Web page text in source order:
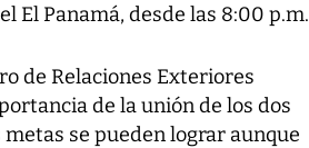
El Panamá, desde las 8:00 p.m.
de Relaciones Exteriores
de la unión de los dos
se pueden lograr aunque